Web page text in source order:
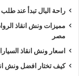
راحة البال تبدأ عند
مميزات ونش انقاذ
مصر
اسعار ونش انقاذ
كيف تختار افضل ونش